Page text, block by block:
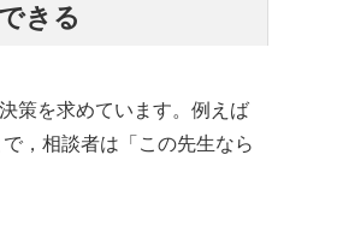
きる
策を求めています。例えば
，相談者は「この先生なら